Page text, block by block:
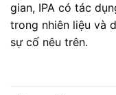
gian, IPA có tác
trong nhiên liệu và
sự cố nêu trên.